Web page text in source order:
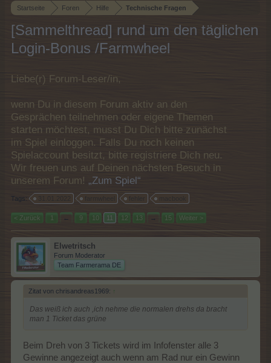
Startseite Foren Hilfe Technische Fragen
[Sammelthread] rund um den täglichen
Login-Bonus /Farmwheel
Liebe(r) Forum-Leser/in,
wenn Du in diesem Forum aktiv an den
Gesprächen teilnehmen oder eigene Themen
starten möchtest, musst Du Dich bitte zunächst
im Spiel einloggen. Falls Du noch keinen
Spielaccount besitzt, bitte registriere Dich neu.
Wir freuen uns auf Deinen nächsten Besuch in
unserem Forum! „Zum Spiel“
Tags:
< Zurück 1 ← 9 10 11 12 13 → 15 Weiter >
Elwetritsch
Forum Moderator
Team Farmerama DE
Zitat von chrisandreas1969: ↑
Das weiß ich auch ,ich nehme die normalen drehs da bracht
man 1 Ticket das grüne
Beim Dreh von 3 Tickets wird im Infofenster alle 3
Gewinne angezeigt auch wenn am Rad nur ein Gewinn